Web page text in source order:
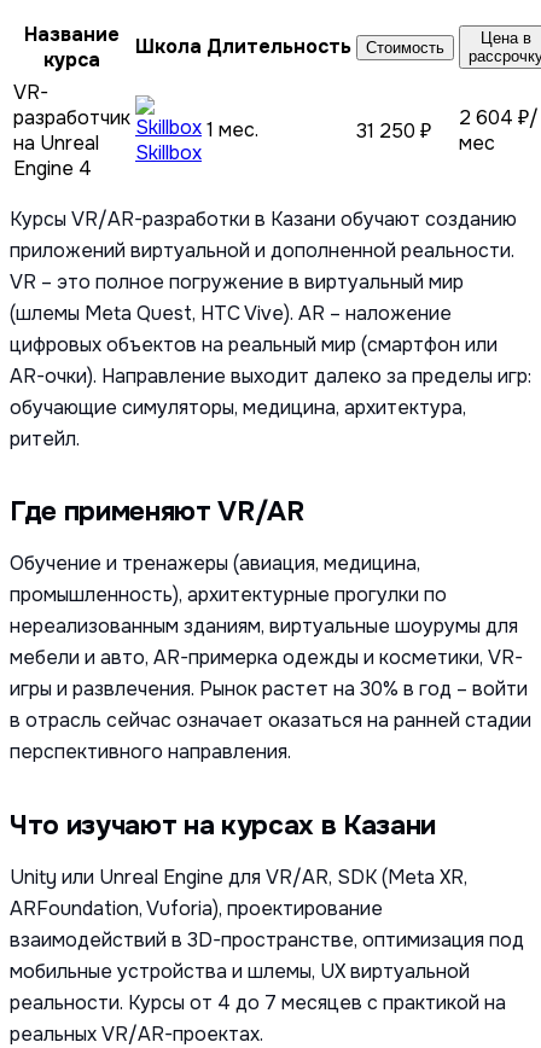
Название
курса
Школа Длительность Стоимость
Цена в
VR-
разработчик
на Unreal
Engine 4
Skillbox
1 мес. 31 250 ₽
2 604 ₽/
мес
Курсы VR/AR-разработки в Казани обучают созданию
приложений виртуальной и дополненной реальности.
VR – это полное погружение в виртуальный мир
(шлемы Meta Quest, HTC Vive). AR – наложение
цифровых объектов на реальный мир (смартфон или
AR-очки). Направление выходит далеко за пределы игр:
обучающие симуляторы, медицина, архитектура,
ритейл.
Где применяют VR/AR
Обучение и тренажеры (авиация, медицина,
промышленность), архитектурные прогулки по
нереализованным зданиям, виртуальные шоурумы для
мебели и авто, AR-примерка одежды и косметики, VR-
игры и развлечения. Рынок растет на 30% в год – войти
в отрасль сейчас означает оказаться на ранней стадии
перспективного направления.
Что изучают на курсах в Казани
Unity или Unreal Engine для VR/AR, SDK (Meta XR,
ARFoundation, Vuforia), проектирование
взаимодействий в 3D-пространстве, оптимизация под
мобильные устройства и шлемы, UX виртуальной
реальности. Курсы от 4 до 7 месяцев с практикой на
реальных VR/AR-проектах.